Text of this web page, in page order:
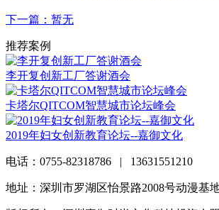
下一篇：暂无
推荐案例
李开复创新工厂答谢酒会
卡塔尔QITCOM智慧城市论坛峰会
2019年妇女创新教育论坛--嘉御文化
电话：0755-82318786 | 13631551210
地址：深圳市罗湖区怡景路2008号动漫基